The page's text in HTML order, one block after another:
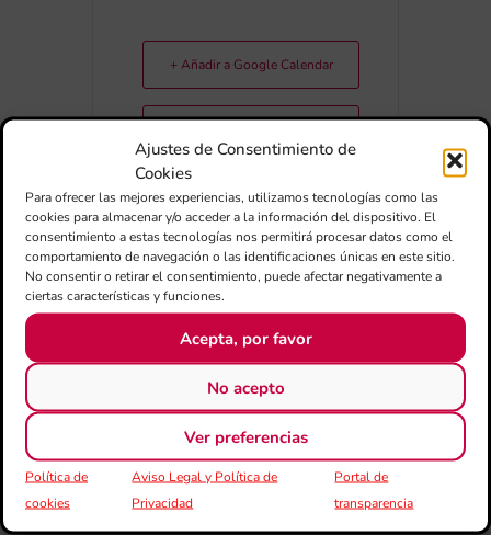
Ajustes de Consentimiento de
Cookies
Para ofrecer las mejores experiencias, utilizamos tecnologías como las
cookies para almacenar y/o acceder a la información del dispositivo. El
consentimiento a estas tecnologías nos permitirá procesar datos como el
comportamiento de navegación o las identificaciones únicas en este sitio.
No consentir o retirar el consentimiento, puede afectar negativamente a
ciertas características y funciones.
Acepta, por favor
No acepto
Ver preferencias
Política de
cookies
Aviso Legal y Política de
Privacidad
Portal de
transparencia
+ Añadir a Google Calendar
COMPARTIR ESTE EVENTO